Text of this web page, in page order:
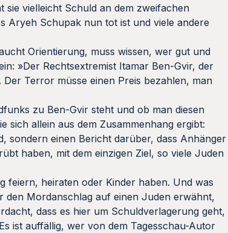
sie vielleicht Schuld an dem zweifachen
Aryeh Schupak nun tot ist und viele andere
Orientierung, muss wissen, wer gut und
»Der Rechtsextremist Itamar Ben-Gvir, der
Terror müsse einen Preis bezahlen, man
zu Ben-Gvir steht und ob man diesen
sich allein aus dem Zusammenhang ergibt:
sondern einen Bericht darüber, dass Anhänger
haben, mit dem einzigen Ziel, so viele Juden
feiern, heiraten oder Kinder haben. Und was
den Mordanschlag auf einen Juden erwähnt,
dass es hier um Schuldverlagerung geht,
ist auffällig, wer von dem Tagesschau-Autor